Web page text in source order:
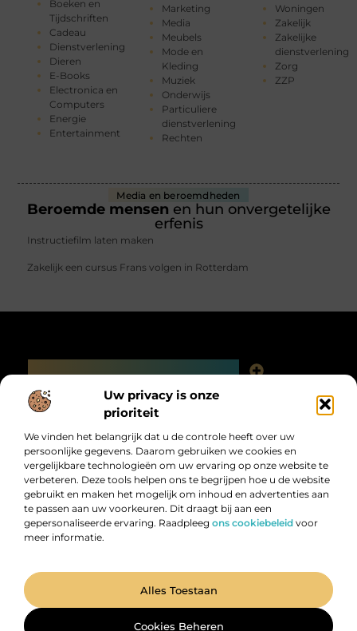
Uw privacy is onze
prioriteit
We vinden het belangrijk dat u de controle heeft over uw
persoonlijke gegevens. Daarom gebruiken we cookies en
vergelijkbare technologieën om uw ervaring op onze website te
verbeteren. Deze tools helpen ons te begrijpen hoe u de website
gebruikt en maken het mogelijk om inhoud en advertenties aan
te passen aan uw voorkeuren. Dit draagt bij aan een
gepersonaliseerde ervaring. Raadpleeg ons cookiebeleid voor
meer informatie.
Alles Toestaan
Cookies Beheren
Boeken en
Tijdschriften
Cadeau
Dienstverlening
Dieren
E-Books
Electronica en
Computers
Energie
Entertainment
Marketing
Media
Meubels
Mode en
Kleding
Muziek
Onderwijs
Particuliere
dienstverlening
Rechten
Woningen
Zakelijk
Zakelijke
dienstverlening
Zorg
ZZP
Media en beroemdheden
Beroemde mensen en hun onvergetelijke
erfenis
Instructiefilm laten maken
Zakelijk een cursus Frans volgen in Rotterdam
Bericht categorie
Digitalk.nl – Ontdek, leer en praat mee!
@2025 All Right Reserved. Design by